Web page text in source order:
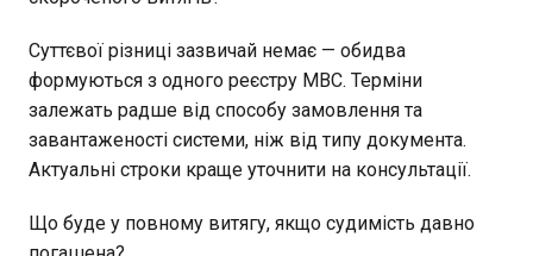
Суттєвої різниці зазвичай немає — обидва
формуються з одного реєстру МВС. Терміни
залежать радше від способу замовлення та
завантаженості системи, ніж від типу документа.
Актуальні строки краще уточнити на консультації.
Що буде у повному витягу, якщо судимість давно